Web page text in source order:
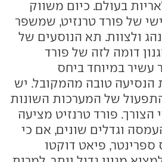
בעולם. כיום משווק
של פורד טרנזיט, שמשפר
ולצוות. תא הנוסעים של
דומה לזה של פורד
עשיר במיוחד ביחס
הנסיעה טובה מהמקובל. יש
של המערכות השונות
הצורך. פורד טרנזיט מציעה
וגדלים שונים, אם כי
פיאט דוקטו